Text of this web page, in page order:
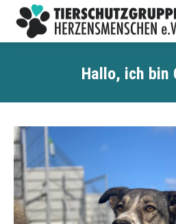
Hallo, ich bin